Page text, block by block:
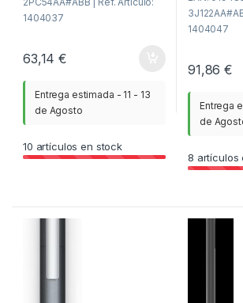
1404037
63,14€
Entrega estimada - 11 - 13
de Agosto
10 artículos en stock
1404047
91,86€
Entrega
de
8 artículos